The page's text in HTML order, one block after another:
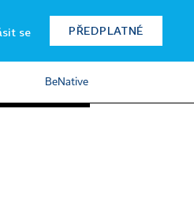
se PŘEDPLATNÉ
BeNative